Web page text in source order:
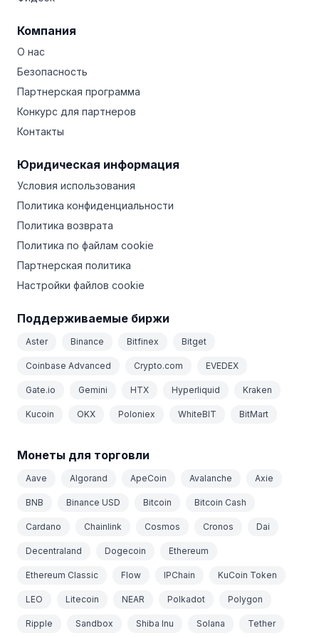
Компания
О нас
Безопасность
Партнерская программа
Конкурс для партнеров
Контакты
Юридическая информация
Условия использования
Политика конфиденциальности
Политика возврата
Политика по файлам cookie
Партнерская политика
Настройки файлов cookie
Поддерживаемые биржи
Aster Binance Bitfinex Bitget
Coinbase Advanced Crypto.com EVEDEX
Gate.io Gemini HTX Hyperliquid Kraken
Kucoin OKX Poloniex WhiteBIT BitMart
Монеты для торговли
Aave Algorand ApeCoin Avalanche Axie
BNB Binance USD Bitcoin Bitcoin Cash
Cardano Chainlink Cosmos Cronos Dai
Decentraland Dogecoin Ethereum
Ethereum Classic Flow IPChain KuCoin Token
LEO Litecoin NEAR Polkadot Polygon
Ripple Sandbox Shiba Inu Solana Tether